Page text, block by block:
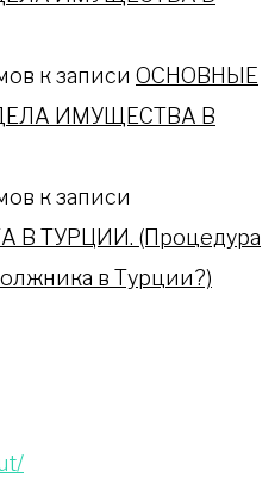
к записи ОСНОВНЫЕ
ИМУЩЕСТВА В
к записи
В ТУРЦИИ. (Процедура
в Турции?)